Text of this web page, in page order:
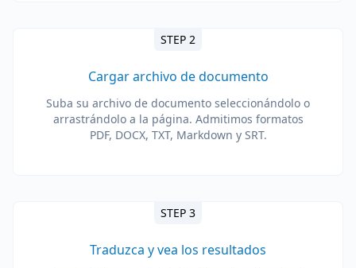
STEP 2
Cargar archivo de documento
Suba su archivo de documento seleccionándolo o
arrastrándolo a la página. Admitimos formatos
PDF, DOCX, TXT, Markdown y SRT.
STEP 3
Traduzca y vea los resultados